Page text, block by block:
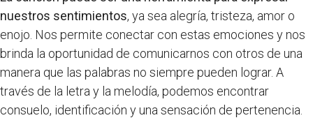
nuestros sentimientos, ya sea alegría, tristeza, amor o
enojo. Nos permite conectar con estas emociones y nos
brinda la oportunidad de comunicarnos con otros de una
manera que las palabras no siempre pueden lograr. A
través de la letra y la melodía, podemos encontrar
consuelo, identificación y una sensación de pertenencia.